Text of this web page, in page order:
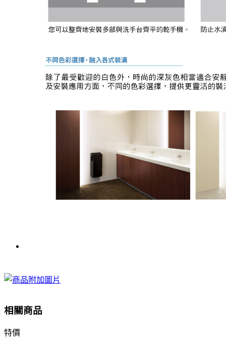
相關商品
特價